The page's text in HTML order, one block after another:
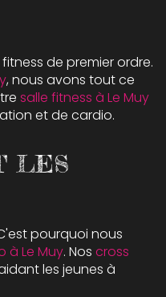
de premier ordre.
, nous avons tout ce
salle fitness à Le Muy
et de cardio.
LES
pourquoi nous
à Le Muy. Nos cross
les jeunes à